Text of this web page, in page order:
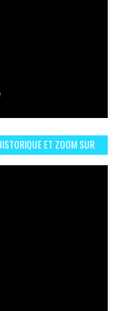
ET ZOOM SUR